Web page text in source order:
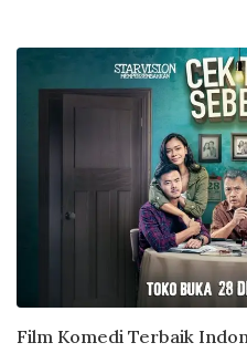
Film Komedi Terbaik